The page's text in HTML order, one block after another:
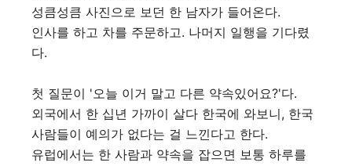
성큼성큼 사진으로 보던 한 남자가 들어온다.
인사를 하고 차를 주문하고. 나머지 일행을 기다렸
다.
첫 질문이 '오늘 이거 말고 다른 약속있어요?'다.
외국에서 한 십년 가까이 살다 한국에 와보니, 한국
사람들이 예의가 없다는 걸 느낀다고 한다.
유럽에서는 한 사람과 약속을 잡으면 보통 하루를